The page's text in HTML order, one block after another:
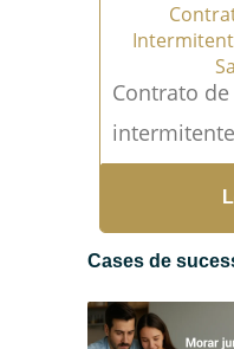
Contrato
Contrato
trazida pela
Cases de